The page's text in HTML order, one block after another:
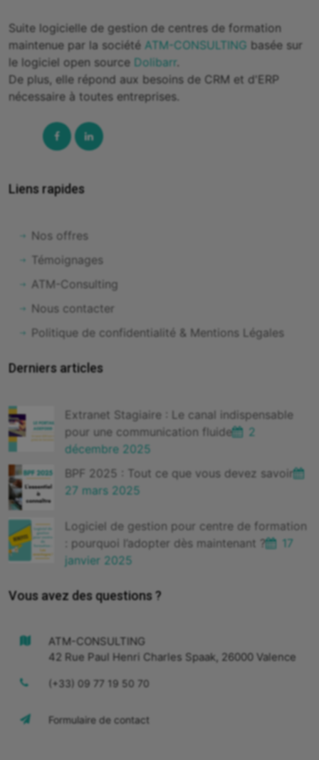
Suite logicielle de gestion de centres de formation
maintenue par la société ATM-CONSULTING basée sur
le logiciel open source Dolibarr
De plus, elle répond aux besoins de CRM et d'ERP
nécessaire à toutes entreprises.
FacebookLinked-
In
Liens rapides
Nos offres
Témoignages
ATM-Consulting
Nous contacter
Politique de confidentialité & Mentions Légales
Derniers articles
Extranet Stagiaire : Le canal indispensable
pour une communication fluide
2
décembre 2025
BPF 2025 : Tout ce que vous devez savoir
27 mars 2025
Logiciel de gestion pour centre de formation
: pourquoi l’adopter dès maintenant ?
17
janvier 2025
Vous avez des questions ?
ATM-CONSULTING
42 Rue Paul Henri Charles Spaak, 26000 Valence
(+33) 09 77 19 50 70
Formulaire de contact